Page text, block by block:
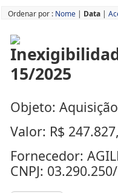
Ordenar por : Nome | Data |
Objeto:
Valor: R$
Fornecedor:
CNPJ: